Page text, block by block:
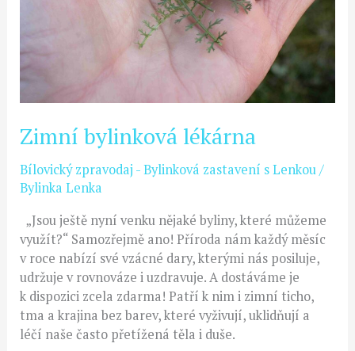
Zimní bylinková lékárna
Bílovický zpravodaj - Bylinková zastavení s Lenkou/
Bylinka Lenka
„Jsou ještě nyní venku nějaké byliny, které můžeme
využít?“ Samozřejmě ano! Příroda nám každý měsíc
v roce nabízí své vzácné dary, kterými nás posiluje,
udržuje v rovnováze i uzdravuje. A dostáváme je
k dispozici zcela zdarma! Patří k nim i zimní ticho,
tma a krajina bez barev, které vyživují, uklidňují a
léčí naše často přetížená těla i duše.